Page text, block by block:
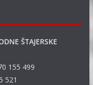
ŠTAJERSKE
155 499
521